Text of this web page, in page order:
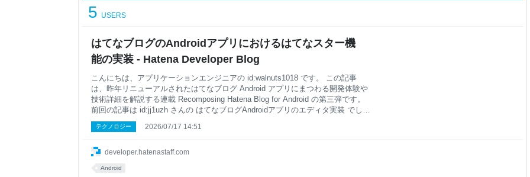
はてなブログのAndroidアプリにおけるはてなスター機
能の実装 - Hatena Developer Blog
5 USERS
developer.hatenastaff.com
こんにちは、アプリケーションエンジニアの id:walnuts1018 です。 この記事
は、昨年リニューアルされたはてなブログ Android アプリにまつわる開発体験や
技術詳細を解説する連載 Recomposing Hatena Blog for Android の第三弾です。
前回の記事は id:jj1uzh さんの はてなブログAndroidアプリのエディタ実装 でし
た。エディタ周りがうまく抽象化されていたおかげで初心者の私でも実装に取り
組みやすく、とても助かった覚えがあります。 今回は、購読中のブログ記事画面
介します。 はてなスター機能について Floating Bar の実装
テクノロジー 2026/07/17 14:51
Android